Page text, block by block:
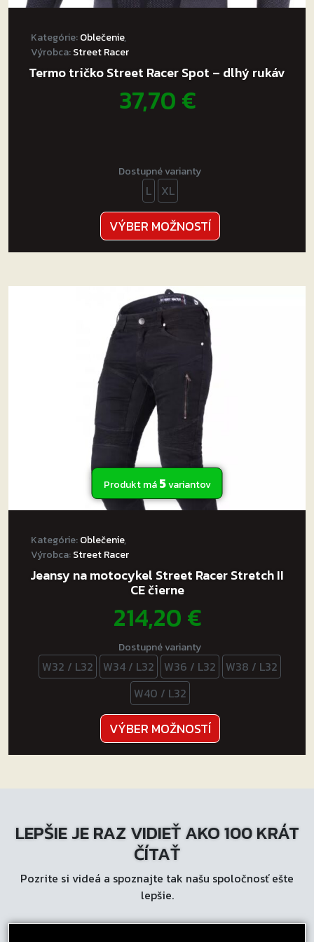
Kategórie:Oblečenie,
Výrobca:Street Racer
Termo tričko Street Racer Spot – dlhý rukáv
37,70€
Dostupné varianty
L XL
VÝBER MOŽNOSTÍ
produkt
má
variantov.
Produkt má5variantov
Kategórie:Oblečenie,
Výrobca:Street Racer
Jeansy na motocykel Street Racer Stretch II
CE čierne
214,20€
Dostupné varianty
W32 / L32 W34 / L32 W36 / L32
W38 / L32
W40 / L32
VÝBER MOŽNOSTÍ
produkt
má
si
môžete
na
LEPŠIE JE RAZ VIDIEŤ AKO 100 KRÁT
ČÍTAŤ
Pozrite si videá a spoznajte tak našu spoločnosť ešte
lepšie.